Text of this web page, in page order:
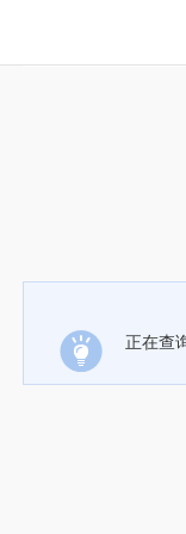
正在查